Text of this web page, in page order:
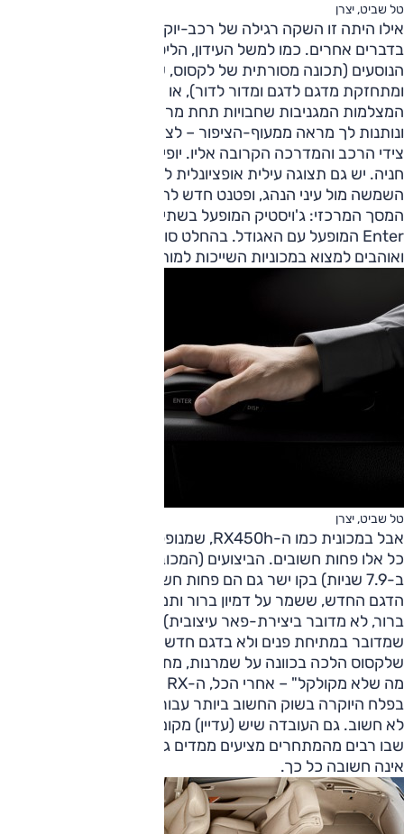
טל שביט, יצרן
אילו היתה זו השקה רגילה של רכב-יוקרה, היינו מתמקדים
בדברים אחרים. כמו למשל העידון, הליטוש והשקט המופתי בתא
הנוסעים (תכונה מסורתית של לקסוס, שדומה כי הולכת
ומתחזקת מדגם לדגם ומדור לדור), או הפיצ'יפקעס החדשים כמו
המצלמות המגניבות שחבויות תחת מראות-הצד, מביטות מטה
ונותנות לך מראה ממעוף-הציפור – לציפור שעפה נמוך – של
צידי הרכב והמדרכה הקרובה אליו. יופי של פטנט למאותגרי
חניה. יש גם תצוגה עילית אופציונלית להקרנת נתונים עיקריים על
השמשה מול עיני הנהג, ופטנט חדש לתפעול פונקציות שונות על
המסך המרכזי: ג'ויסטיק המופעל בשתי אצבעות יד ימין ולחצן
Enter המופעל עם האגודל. בהחלט סוג הדברים שאנחנו מצפים
ואוהבים למצוא במכוניות השייכות למותגי יוקרה נחשבים.
טל שביט, יצרן
אבל במכונית כמו ה-RX450h, שמנופפת בדגל איכות הסביבה,
ב-7.9 שניות) בקו ישר גם הם פחות חשובים. כך גם העיצוב של
הדגם החדש, ששמר על דמיון ברור ותמוה לדגם הקודם (ושיהיה
ברור, לא מדובר ביצירת-פאר עיצובית) עד כי ניתן בהחלט לחשוב
שמדובר במתיחת פנים ולא בדגם חדש לגמרי. יכול להיות
שלקסוס הלכה בכוונה על שמרנות, מתוך תפיסה של "לא לתקן
בפלח היוקרה בשוק החשוב ביותר עבורו, ארה"ב. כאמור, כל זה
שבו רבים מהמתחרים מציעים ממדים גדולים יותר ומקום לשבעה,
אינה חשובה כל כך.